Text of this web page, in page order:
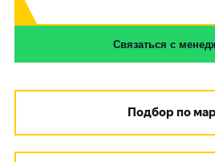
Связаться с
Подбор по